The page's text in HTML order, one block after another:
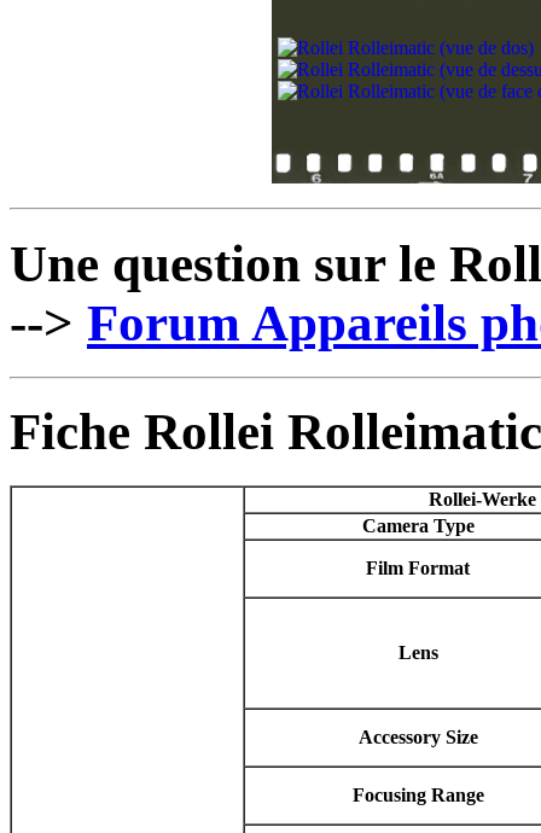
Une question sur le
--> Forum Appareils
Fiche Rollei Rolleimatic
Rollei-
Camera Type
Film Format
Lens
Accessory Size
Focusing Range